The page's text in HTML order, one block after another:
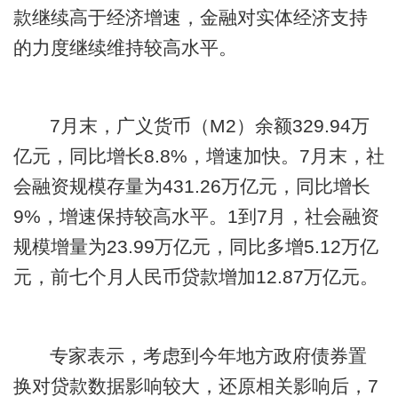
款继续高于经济增速，金融对实体经济支持
的力度继续维持较高水平。
7月末，广义货币（M2）余额329.94万
亿元，同比增长8.8%，增速加快。7月末，社
会融资规模存量为431.26万亿元，同比增长
9%，增速保持较高水平。1到7月，社会融资
规模增量为23.99万亿元，同比多增5.12万亿
元，前七个月人民币贷款增加12.87万亿元。
专家表示，考虑到今年地方政府债券置
换对贷款数据影响较大，还原相关影响后，7